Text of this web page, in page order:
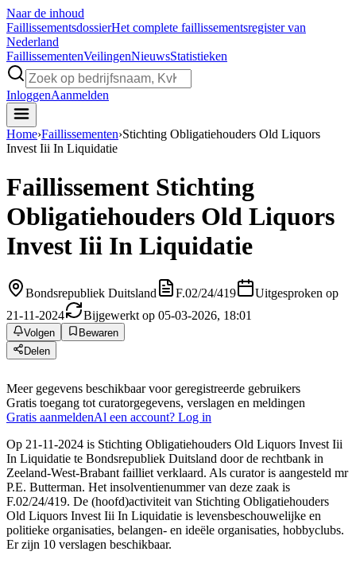
Naar de inhoud
FaillissementsdossierHet complete faillissementsregister van
Nederland
FaillissementenVeilingenNieuwsStatistieken
InloggenAanmelden
Home›Faillissementen›Stichting Obligatiehouders Old Liquors
Invest Iii In Liquidatie
Faillissement Stichting
Obligatiehouders Old Liquors
Invest Iii In Liquidatie
Bondsrepubliek Duitsland F.02/24/419
Uitgesproken op
21-11-2024
Bijgewerkt op 05-03-2026, 18:01
Volgen
Bewaren
Delen
Meer gegevens beschikbaar voor geregistreerde gebruikers
Gratis toegang tot curatorgegevens, verslagen en meldingen
Gratis aanmeldenAl een account? Log in
Op 21-11-2024 is Stichting Obligatiehouders Old Liquors Invest Iii
In Liquidatie te Bondsrepubliek Duitsland door de rechtbank in
Zeeland-West-Brabant failliet verklaard. Als curator is aangesteld mr
P.E. Butterman. Het insolventienummer van deze zaak is
F.02/24/419. De (hoofd)activiteit van Stichting Obligatiehouders
Old Liquors Invest Iii In Liquidatie is levensbeschouwelijke en
politieke organisaties, belangen- en ideële organisaties, hobbyclubs.
Er zijn 10 verslagen beschikbaar.